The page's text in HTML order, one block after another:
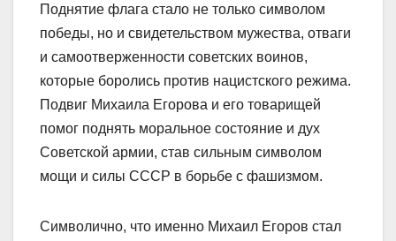
Поднятие флага стало не только символом
победы, но и свидетельством мужества, отваги
и самоотверженности советских воинов,
которые боролись против нацистского режима.
Подвиг Михаила Егорова и его товарищей
помог поднять моральное состояние и дух
Советской армии, став сильным символом
мощи и силы СССР в борьбе с фашизмом.
Символично, что именно Михаил Егоров стал